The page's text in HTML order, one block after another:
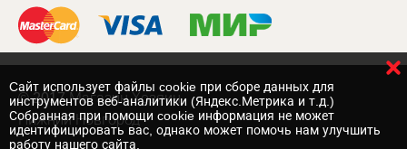
© 2017 Магазин Хозяин
Нижний Новгород
Cайт использует файлы cookie при сборе данных для
инструментов веб-аналитики (Яндекс.Метрика и т.д.)
Собранная при помощи cookie информация не может
идентифицировать вас, однако может помочь нам улучшить
работу нашего сайта.